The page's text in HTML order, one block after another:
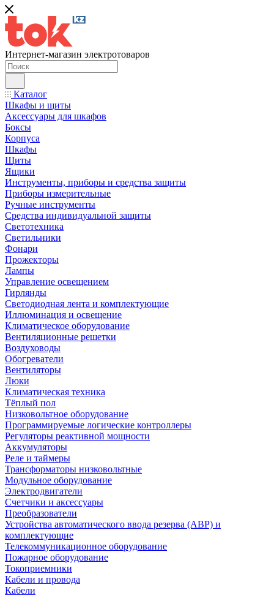
Интернет-магазин электротоваров
Каталог
Шкафы и щиты
Аксессуары для шкафов
Боксы
Корпуса
Шкафы
Щиты
Ящики
Инструменты, приборы и средства защиты
Приборы измерительные
Ручные инструменты
Средства индивидуальной защиты
Светотехника
Светильники
Фонари
Прожекторы
Лампы
Управление освещением
Гирлянды
Светодиодная лента и комплектующие
Иллюминация и освещение
Климатическое оборудование
Вентиляционные решетки
Воздуховоды
Обогреватели
Вентиляторы
Люки
Климатическая техника
Тёплый пол
Низковольтное оборудование
Программируемые логические контроллеры
Регуляторы реактивной мощности
Аккумуляторы
Реле и таймеры
Трансформаторы низковольтные
Модульное оборудование
Электродвигатели
Счетчики и аксессуары
Преобразователи
Устройства автоматического ввода резерва (АВР) и
комплектующие
Телекоммуникационное оборудование
Пожарное оборудование
Токоприемники
Кабели и провода
Кабели